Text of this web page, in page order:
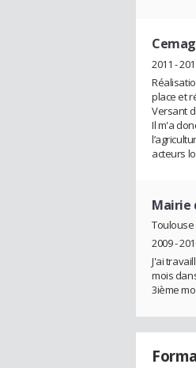
2011 -
place et
Versant
Il m'a
acteurs
Mairie
Toulouse
2009 -
J'ai
mois
3ième